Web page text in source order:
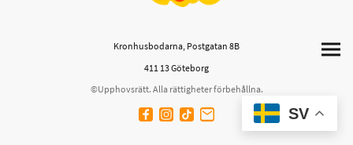
Kronhusbodarna, Postgatan 8B
411 13 Göteborg
©Upphovsrätt. Alla rättigheter förbehållna.
SV